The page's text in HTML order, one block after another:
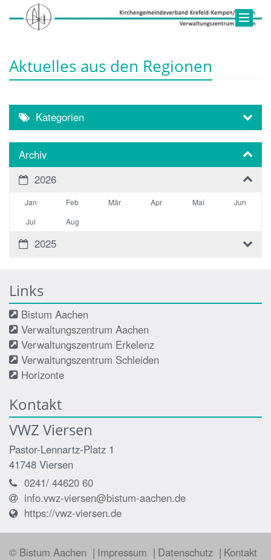
Aktuelles aus den Regionen
Kategorien
Archiv
2026
Jan Feb Mär Apr Mai
Jun
Jul
Aug
2025
Links
Bistum Aachen
Verwaltungszentrum Aachen
Verwaltungszentrum Erkelenz
Verwaltungszentrum Schleiden
Horizonte
Kontakt
VWZ Viersen
Pastor-Lennartz-Platz 1
41748 Viersen
0241/ 44620 60
info.vwz-viersen@bistum-aachen.de
https://vwz-viersen.de
© Bistum Aachen Impressum Datenschutz Kontakt